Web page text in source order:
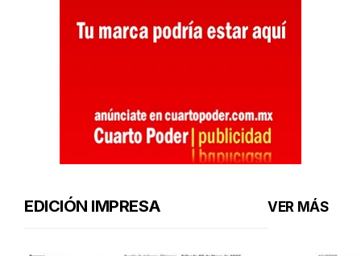
EDICIÓN IMPRESA VER MÁS